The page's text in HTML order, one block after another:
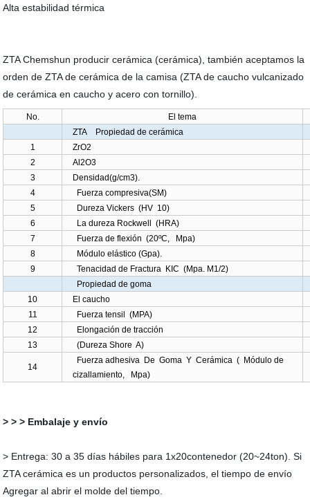
Alta estabilidad térmica
ZTA Chemshun producir cerámica (cerámica), también aceptamos la
orden de ZTA de cerámica de la camisa (ZTA de caucho vulcanizado
de cerámica en caucho y acero con tornillo).
No.
El tema
ZTA Propiedad de cerámica
1
ZrO2
2
Al2O3
3
Densidad(g/cm3).
4
Fuerza compresiva(SM)
5
Dureza Vickers (HV 10)
6
La dureza Rockwell (HRA)
7
Fuerza de flexión (20ºC, Mpa)
8
Módulo elástico (Gpa).
9
Tenacidad de Fractura KIC (Mpa. M1/2)
Propiedad de goma
10
El caucho
11
Fuerza tensil (MPA)
12
Elongación de tracción
13
(Dureza Shore A)
14
Fuerza adhesiva De Goma Y Cerámica ( Módulo de
cizallamiento, Mpa)
> > > Embalaje y envío
> Entrega: 30 a 35 días hábiles para 1x20contenedor (20~24ton). Si
ZTA cerámica es un productos personalizados, el tiempo de envío
Agregar al abrir el molde del tiempo.